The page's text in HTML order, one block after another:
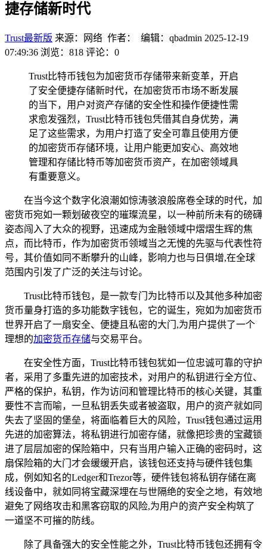
捷存储新时代
Trust最新版 来源：网络 作者： 编辑：qbadmin 2025-12-19
07:49:36 浏览：818 评论：0
Trust比特币钱包为加密货币存储带来新变革，开启
了安全便捷存储新时代，在加密货币市场不断发展
的当下，用户对资产存储的安全性和操作便捷性需
求愈发强烈，Trust比特币钱包凭借其自身优势，满
足了这些需求，为用户打造了安全可靠且使用方便
的加密货币存储环境，让用户能更加安心、高效地
管理和存储比特币等加密货币资产，在加密领域具
有重要意义。
在当今这个数字化浪潮如惊涛骇浪般席卷全球的时代，加
密货币宛如一颗划破夜空的璀璨流星，以一种前所未有的磅礴
姿态闯入了大众的视野，迅速成为金融领域中熠熠生辉的焦
点，而比特币，作为加密货币领域当之无愧的先驱与代表性符
号，其价值如同不断攀升的山峰，影响力也与日俱增,在全球
范围内引发了广泛的关注与讨论。
Trust比特币钱包，是一款专门为比特币以及其他多种加密
货币量身打造的多功能数字钱包，它的诞生，宛如为加密货币
世界开启了一扇安全、便捷且私密的大门,为用户提供了一个
理想的加密货币存储与交易平台。
在安全性方面，Trust比特币钱包犹如一位忠诚可靠的守护
者，采用了多重先进的加密技术，对用户的私钥进行全方位、
严格的保护，私钥，作为访问和管理比特币的核心关键，其重
要性不言而喻，一旦私钥丢失或者被盗取，用户的资产就如同
失去了坚固的堡垒，将面临着巨大的风险，Trust钱包通过运用
先进的加密算法，将私钥进行加密存储，就像把珍贵的宝藏锁
进了层层加密的保险箱中，只有当用户输入正确的密码时，这
扇保险箱的大门才会缓缓开启，该钱包还支持与硬件钱包集
成，例如知名的Ledger和Trezor等，硬件钱包将私钥存储在离
线设备中，就如同将宝藏深埋在与世隔绝的安全之地，有效地
避免了网络攻击和黑客窃取的风险,为用户的资产安全构筑了
一道坚不可摧的防线。
除了具备强大的安全性能之外，Trust比特币钱包还拥有令